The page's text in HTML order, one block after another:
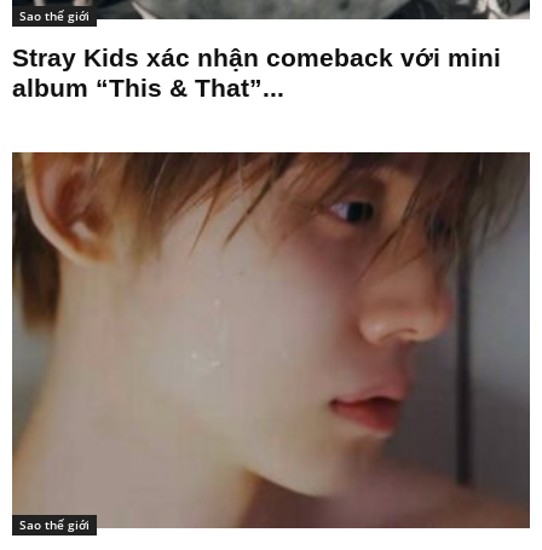
Sao thế giới
Stray Kids xác nhận comeback với mini
album “This & That”...
Sao thế giới